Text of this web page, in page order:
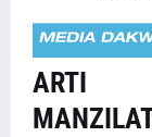
ARTI